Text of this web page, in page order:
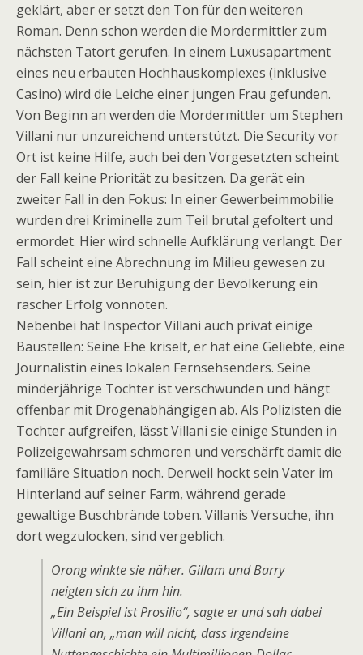
geklärt, aber er setzt den Ton für den weiteren
Roman. Denn schon werden die Mordermittler zum
nächsten Tatort gerufen. In einem Luxusapartment
eines neu erbauten Hochhauskomplexes (inklusive
Casino) wird die Leiche einer jungen Frau gefunden.
Von Beginn an werden die Mordermittler um Stephen
Villani nur unzureichend unterstützt. Die Security vor
Ort ist keine Hilfe, auch bei den Vorgesetzten scheint
der Fall keine Priorität zu besitzen. Da gerät ein
zweiter Fall in den Fokus: In einer Gewerbeimmobilie
wurden drei Kriminelle zum Teil brutal gefoltert und
ermordet. Hier wird schnelle Aufklärung verlangt. Der
Fall scheint eine Abrechnung im Milieu gewesen zu
sein, hier ist zur Beruhigung der Bevölkerung ein
rascher Erfolg vonnöten.
Nebenbei hat Inspector Villani auch privat einige
Baustellen: Seine Ehe kriselt, er hat eine Geliebte, eine
Journalistin eines lokalen Fernsehsenders. Seine
minderjährige Tochter ist verschwunden und hängt
offenbar mit Drogenabhängigen ab. Als Polizisten die
Tochter aufgreifen, lässt Villani sie einige Stunden in
Polizeigewahrsam schmoren und verschärft damit die
familiäre Situation noch. Derweil hockt sein Vater im
Hinterland auf seiner Farm, während gerade
gewaltige Buschbrände toben. Villanis Versuche, ihn
dort wegzulocken, sind vergeblich.
Orong winkte sie näher. Gillam und Barry
neigten sich zu ihm hin.
„Ein Beispiel ist Prosilio“, sagte er und sah dabei
Villani an, „man will nicht, dass irgendeine